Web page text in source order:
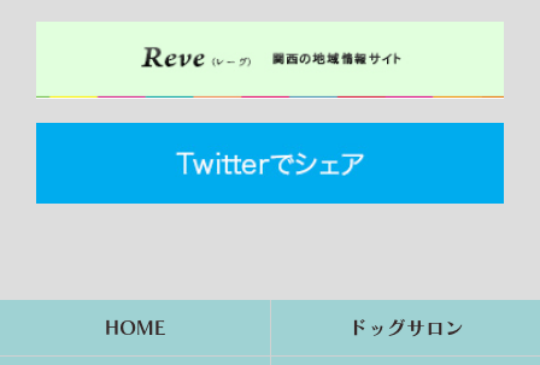
HOME ドッグサロン